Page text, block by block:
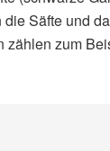
Säfte und
zählen zum